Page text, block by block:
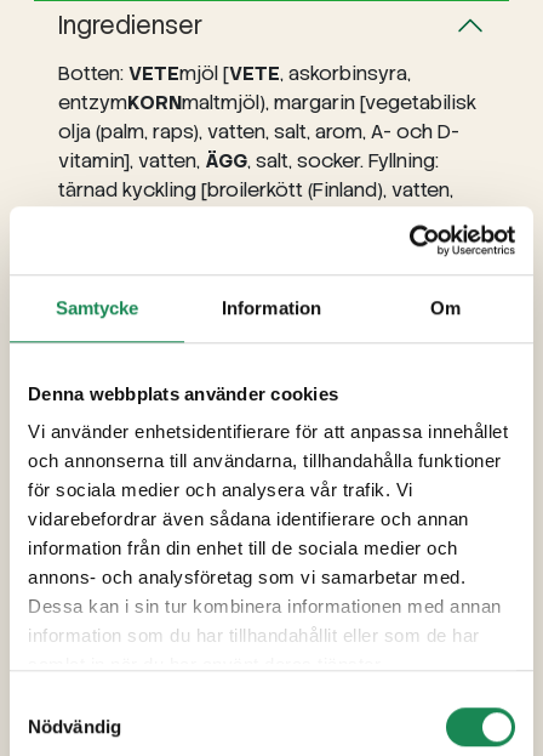
Samtycke Information Om
Denna webbplats använder cookies
Vi använder enhetsidentifierare för att anpassa innehållet
och annonserna till användarna, tillhandahålla funktioner
för sociala medier och analysera vår trafik. Vi
vidarebefordrar även sådana identifierare och annan
information från din enhet till de sociala medier och
annons- och analysföretag som vi samarbetar med.
Dessa kan i sin tur kombinera informationen med annan
information som du har tillhandahållit eller som de har
Nödvändig
Ingredienser
Botten:VETEmjöl [VETE, askorbinsyra,
entzymKORNmaltmjöl), margarin [vegetabilisk
olja (palm, raps), vatten, salt, arom, A- och D-
vitamin], vatten, ÄGG, salt, socker. Fyllning:
tärnad kyckling [broilerkött (Finland), vatten,
potatisfiber, stabiliseringsmedel (E450, E451),
dextros, antioxidationsmedel (E301),
maltodextrin, surhetsreglerandemedel (E508),
(ingefära), aromer],ÄGG,FÄRSKOST
[pastöriserad kärnMJÖLK ,GRÄDDE, salt,
startkultur], rivenOST[MJÖLK, salt,
mikrobiologisk löpe, färg (E160b),
majsstärkelse], tomat, potatismjöl, curry, salt,
svartpeppar. Innehåller kyckling 14%.
Förpackningsstorlekar
Näringsinnehåll